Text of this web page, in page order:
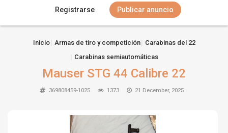
Registrarse Publicar anuncio
AIRE COMPRIMIDO
Inicio Armas de tiro y competición
Carabinas del 22
Carabinas semiautomáticas
Mauser STG 44 Calibre 22
369808459-1025 1373 21 December, 2025